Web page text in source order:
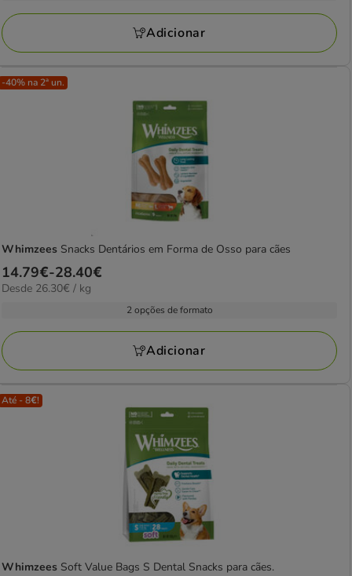
avaliações
27.42€
Adicionar
-40% na 2ª un.
Whimzees Snacks Dentários em Forma de Osso para cães
Preço
de
28.40€
14.79€-28.40€
26.30€
Desde 26.30€ / kg
2 opções de formato
Adicionar
Até - 8€!
Whimzees Soft Value Bags S Dental Snacks para cães.